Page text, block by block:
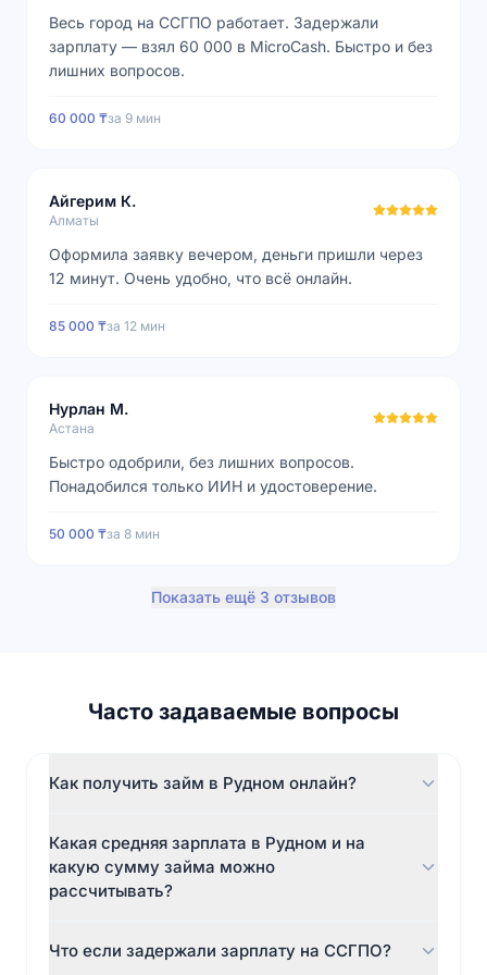
Весь город на ССГПО работает. Задержали
зарплату — взял 60 000 в MicroCash. Быстро и без
лишних вопросов.
60 000 ₸за 9 мин
Айгерим К.
Алматы
Оформила заявку вечером, деньги пришли через
12 минут. Очень удобно, что всё онлайн.
85 000 ₸за 12 мин
Нурлан М.
Астана
Быстро одобрили, без лишних вопросов.
Понадобился только ИИН и удостоверение.
50 000 ₸за 8 мин
Показать ещё 3 отзывов
Часто задаваемые вопросы
Как получить займ в Рудном онлайн?
ИИН и телефон, выберите сумму и срок. После
одобрения деньги поступят на карту за 15 минут.
Визит в офис не нужен — весь процесс полностью
Какая средняя зарплата в Рудном и на
какую сумму займа можно
рассчитывать?
000 ₸. В MicroCash можно получить до 150 000 ₸
Что если задержали зарплату на ССГПО?